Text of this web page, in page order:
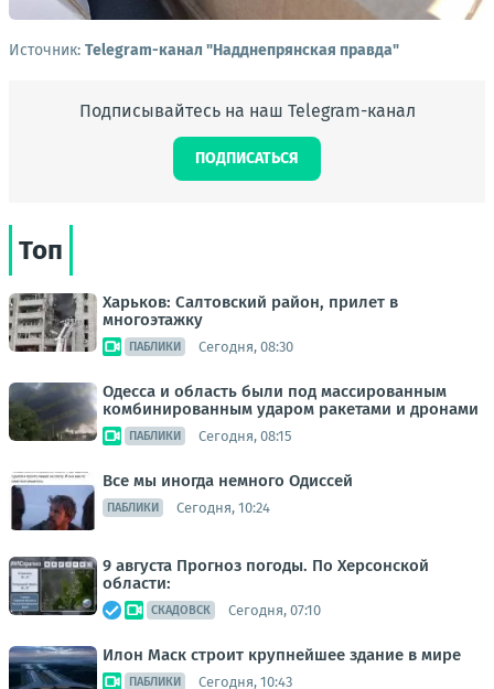
Источник: Telegram-канал "Надднепрянская правда"
Подписывайтесь на наш Telegram-канал
ПОДПИСАТЬСЯ
Топ
Харьков: Салтовский район, прилет в
многоэтажку
ПАБЛИКИ Сегодня, 08:30
Одесса и область были под массированным
комбинированным ударом ракетами и дронами
ПАБЛИКИ Сегодня, 08:15
Все мы иногда немного Одиссей
ПАБЛИКИ Сегодня, 10:24
9 августа Прогноз погоды. По Херсонской
области:
СКАДОВСК Сегодня, 07:10
Илон Маск строит крупнейшее здание в мире
ПАБЛИКИ Сегодня, 10:43